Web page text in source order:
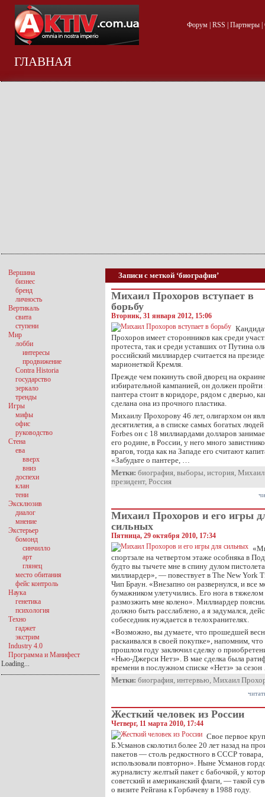
Форум| RSS Партнеры|
ГЛАВНАЯ
Записи с меткой ‘биография’
Михаил Прохоров вступает в
борьбу
Вторник, 31 января 2012, 15:06
Прохоров имеет сторонников как среди
протеста, так и среди уставших от Путина
российский миллиардер считается на
марионеткой Кремля.
Прежде чем покинуть свой дворец на
избирательной кампанией, он должен
пантера стоит в коридоре, рядом с дверью,
сделана она из прочного пластика.
Михаилу Прохорову 46 лет, олигархом он
десятилетия, а в списке самых богатых
Forbes он с 18 миллиардами долларов
его родине, в России, у него много
врагов, тогда как на Западе его считают
«Забудьте о пантере, …
Метки: биография, выборы, история,
президент, Россия
Михаил Прохоров и его игры
сильных
Пятница, 29 октября 2010, 17:34
спортзале на четвертом этаже особняка в
будто вы тычете мне в спину дулом
миллиардер», — повествует в The New York
Чип Браун. «Внезапно он развернулся, и все
бумажником улетучились. Его нога в
размозжить мне колено». Миллиардер
должно быть расслаблено, а я задумался,
собеседник нуждается в телохранителях.
«Возможно, вы думаете, что прошедшей
раскаивался в своей покупке», напомним,
прошлом году заключил сделку о
«Нью-Джерси Нетз». В мае сделка была
времени в послужном списке «Нетз» за
Метки: биография, интервью, Михаил
Жесткий человек из России
Четверг, 11 марта 2010, 17:44
Свое первое
Б.Усманов сколотил более 20 лет назад на
пакетов — столь редкостного в СССР
использовали повторно». Ныне Усманов
журналисту желтый пакет с бабочкой, у
советский и американский флаги, — такой
о визите Рейгана к Горбачеву в 1988 году.
Вершина
бизнес
бренд
личность
Вертикаль
свита
ступени
Мир
лобби
интересы
продвижение
Contra Historia
государство
зеркало
тренды
Игры
мифы
офис
руководство
Стена
ева
вверх
вниз
доспехи
клан
тени
Эксклюзив
диалог
мнение
Экстерьер
бомонд
синчилло
арт
глянец
место обитания
фейс контроль
Наука
генетика
психология
Техно
гаджет
экстрим
Industry 4.0
Программа и Манифест
Loading...